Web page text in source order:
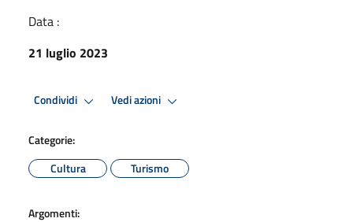
Data :
21 luglio 2023
Condividi Vedi azioni
Categorie:
Cultura
Turismo
Argomenti: